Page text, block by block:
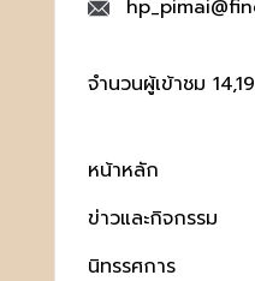
จำนวนผู้เข้าชม
หน้าหลัก
ข่าวและกิจกรรม
นิทรรศการ